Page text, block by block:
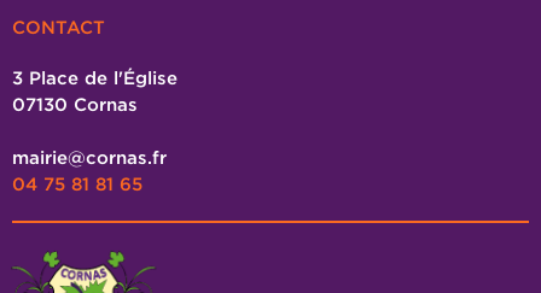
CONTACT
3 Place de l'Église
07130 Cornas
mairie@cornas.fr
04 75 81 81 65